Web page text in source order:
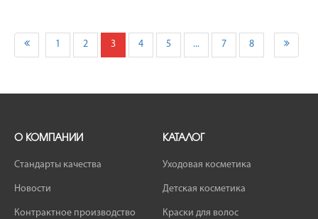
1 2 3 4 5 ... 7 8
О КОМПАНИИ
Стандарты качества
Новости
Контрактное производство
КАТАЛОГ
Уходовая косметика
Детская косметика
Краски для волос